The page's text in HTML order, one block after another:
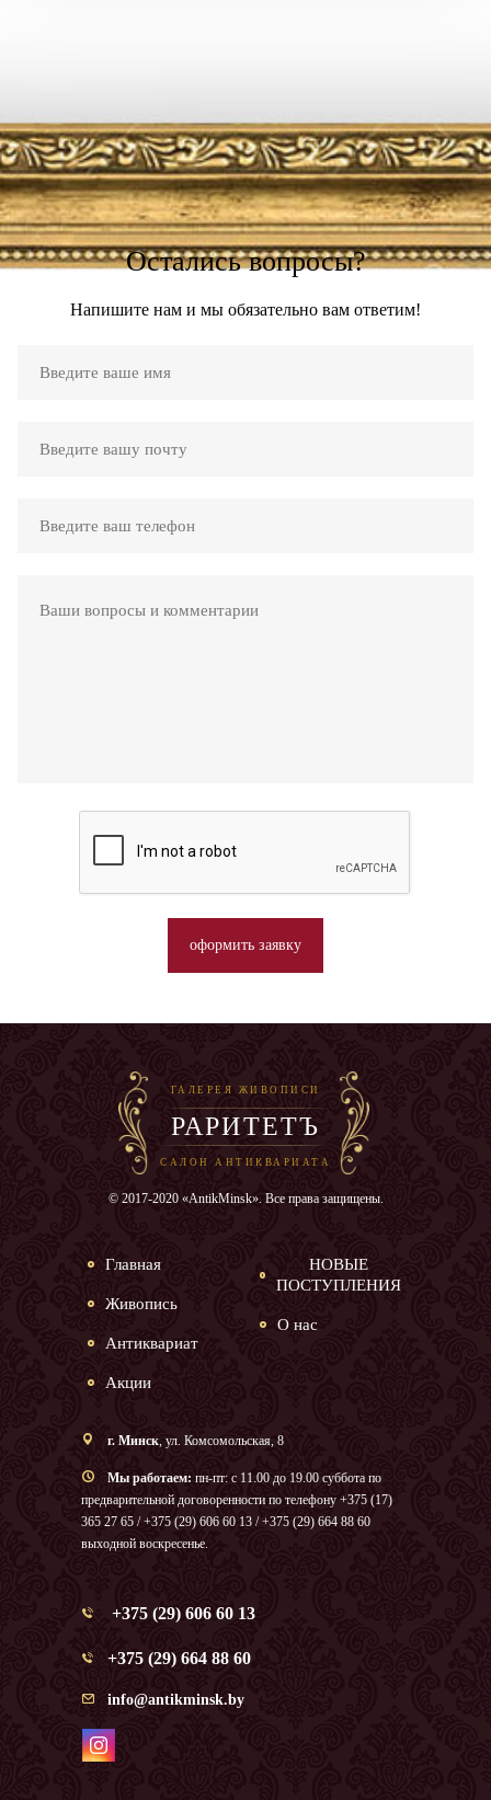
Остались вопросы?
Напишите нам и мы обязательно вам ответим!
оформить заявку
ГАЛЕРЕЯ ЖИВОПИСИ
РАРИТЕТЪ
САЛОН АНТИКВАРИАТА
© 2017-2020 «AntikMinsk». Все права защищены.
Главная
Живопись
Антиквариат
Акции
НОВЫЕ
ПОСТУПЛЕНИЯ
О нас
г. Минск, ул. Комсомольская, 8
Мы работаем: пн-пт: с 11.00 до 19.00 суббота по
предварительной договоренности по телефону +375 (17)
365 27 65 / +375 (29) 606 60 13 / +375 (29) 664 88 60
выходной воскресенье.
+375 (29) 606 60 13
+375 (29) 664 88 60
info@antikminsk.by